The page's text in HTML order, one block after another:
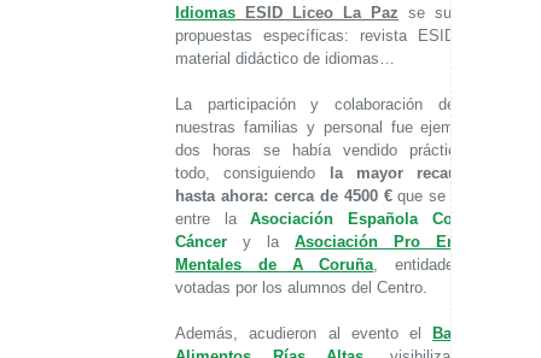
Idiomas ESID Liceo La Paz
se sumó con
propuestas específicas: revista ESID Liceo,
material didáctico de idiomas…
La participación y colaboración de todas
nuestras familias y personal fue ejemplar, en
dos horas se había vendido prácticamente
todo, consiguiendo la mayor
recaudación
hasta ahora: cerca de 4500 €que se repartirá
entre laAsociación Española Contra el
Cáncer y laAsociación Pro Enfermos
Mentales de A Coruña , entidades más
votadas por los alumnos del Centro.
Además, acudieron al evento elBanco de